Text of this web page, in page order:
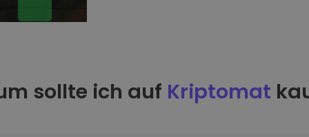
sollte ich auf Kriptomat